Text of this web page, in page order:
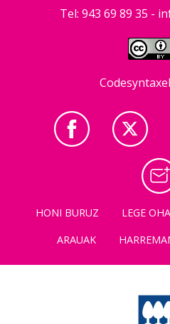
Tel: 943 69 89 35 -
HONI BURUZ LEGE
ARAUAK